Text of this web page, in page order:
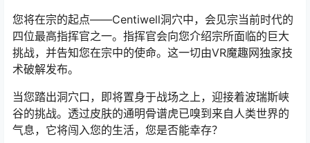
您将在宗的起点——Centiwell洞穴中，会见宗当前时代的
四位最高指挥官之一。指挥官会向您介绍宗所面临的巨大
挑战，并告知您在宗中的使命。这一切由VR魔趣网独家技
术破解发布。
当您踏出洞穴口，即将置身于战场之上，迎接着波瑞斯峡
谷的挑战。透过皮肤的通明骨谱虎已嗅到来自人类世界的
气息，它将闯入您的生活，您是否能幸存？